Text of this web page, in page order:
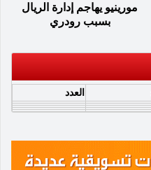
مورينيو يهاجم إدارة الريال
بسبب رودري
العدد